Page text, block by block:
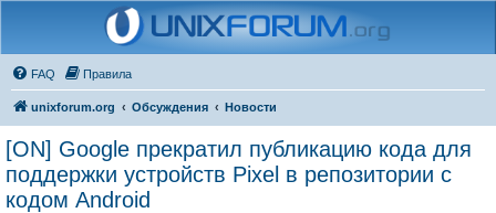
FAQ Правила
unixforum.org Обсуждения Новости
[ON] Google прекратил публикацию кода для
поддержки устройств Pixel в репозитории с
кодом Android